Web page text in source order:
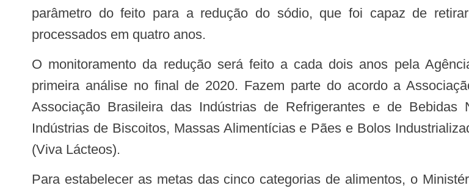
parâmetro do feito para a redução do sódio, que foi capaz de
processados em quatro anos.
O monitoramento da redução será feito a cada dois anos pela Agência Nacional de Vigilância Sanitária (Anvisa), sendo a
primeira análise no final de 2020. Fazem parte do acordo a
Associação Brasileira das Indústrias de Refrigerantes e de
Indústrias de Biscoitos, Massas Alimentícias e Pães e Bolos
(Viva Lácteos).
Para estabelecer as metas das cinco categorias de alimentos, o Ministério da Saúde analisou critérios que envolvem desde o